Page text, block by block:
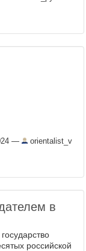
— orientalist_v
в
российской